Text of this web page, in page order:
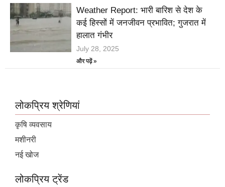
Weather Report: भारी बारिश से देश के
कई हिस्सों में जनजीवन प्रभावित; गुजरात में
हालात गंभीर
July 28, 2025
और पढ़ें »
लोकप्रिय श्रेणियां
कृषि व्यवसाय
मशीनरी
नई खोज
लोकप्रिय ट्रेंड